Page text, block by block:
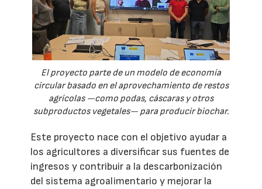
El proyecto parte de un modelo de economía
circular basado en el aprovechamiento de restos
agrícolas —como podas, cáscaras y otros
subproductos vegetales— para producir biochar.
Este proyecto nace con el objetivo ayudar a
los agricultores a diversificar sus fuentes de
ingresos y contribuir a la descarbonización
del sistema agroalimentario y mejorar la